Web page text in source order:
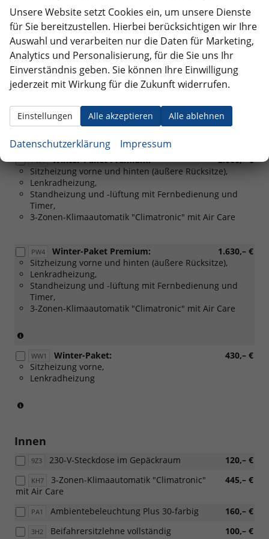
PK1 1.070,– €
Park & Komfort Paket (FÜR
SCHALTGETRIEBE):
Selbstlenkende Einparkhilfe "Park Assist" mit Assistent
für Quer- und Längsparken, Einparken des Fahrzeugs,
Schlüssellose Zentralverriegelung und Startsystem
"Keyless Access",
Elektrische Heckklappe, sensorgesteuert (Easy Open
Diebstahlwarnanlage mit Innenraumüberwachung,
Back-up-Horn und Abschleppschutz
PW4 2.060,– €
Winter-Paket Premium:
Sitzheizung vorne und hinten (äußere Rücksitze),
Lenkradheizung,
Standheizung und -lüftung mit Fernbedienung und
Timer,
3-Zonen-Klimaautomatik "Climatronic" mit Air Care
PW4 1.630,– €
Winter-Paket Premium:
Sitzheizung vorne und hinten (äußere Rücksitze),
Lenkradheizung,
Standheizung und -lüftung mit Fernbedienung und
Timer,
3-Zonen-Klimaautomatik "Climatronic" mit Air Care
Verbinding
mit:
[W50]
WW1 430,– €
Winter-Paket:
Sitzheizung vorne,
Lenkradheizung
Innen
9Z3 120,– €
230-V-Steckdose im Gepäckraum
KH7 445,– €
3-Zonen-Klimaautomatik "Climatronic"
mit Air Care
PA1 160,– €
Ambientebeleuchtung Plus 30-farbig
3H2 100,– €
Beifahrersitzlehne vollständig
Unsere Website setzt Cookies ein, um unsere Dienste
für Sie bereitzustellen. Hierbei berücksichtigen wir Ihre
Auswahl und verarbeiten nur die Daten für Marketing,
Analytics und Personalisierung, für die Sie uns Ihr
Einverständnis geben. Sie können Ihre Einwilligung
jederzeit mit Wirkung für die Zukunft widerrufen.
Alle akzeptieren Alle ablehnen
Einstellungen
Datenschutzerklärung Impressum